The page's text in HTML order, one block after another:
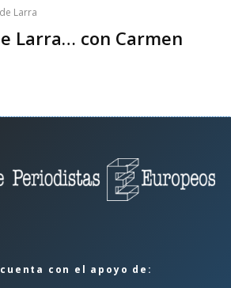
Larra
Larra… con Carmen
cuenta con el apoyo de: